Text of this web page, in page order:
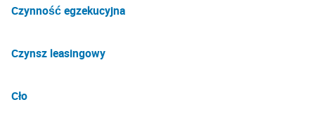
Czynność egzekucyjna
Czynsz leasingowy
Cło